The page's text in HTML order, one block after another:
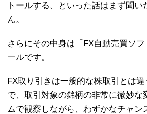
トールする、といった話はまず聞い
ん。
さらにその中身は「FX自動売買ソ
ールです。
FX取り引きは一般的な株取引とは違
で、取引対象の銘柄の非常に微妙な
ムで観察しながら、わずかなチャン